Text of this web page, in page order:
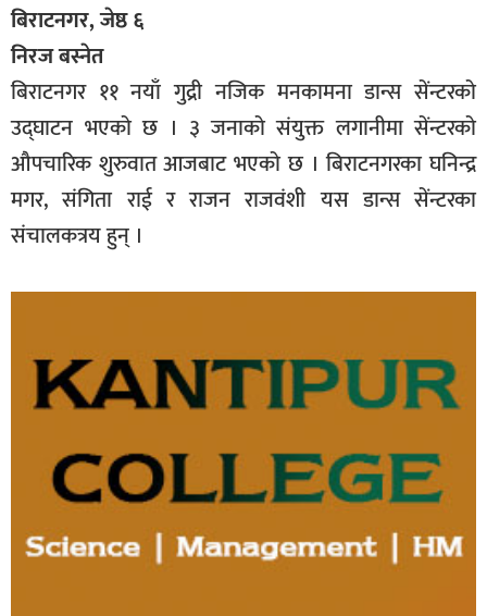
बिराटनगर, जेष्ठ ६
निरज बस्नेत
बिराटनगर ११ नयाँ गुद्री नजिक मनकामना डान्स सेंन्टरको
उद्घाटन भएको छ । ३ जनाको संयुक्त लगानीमा सेंन्टरको
औपचारिक शुरुवात आजबाट भएको छ । बिराटनगरका घनिन्द्र
मगर, संगिता राई र राजन राजवंशी यस डान्स सेंन्टरका
संचालकत्रय हुन् ।